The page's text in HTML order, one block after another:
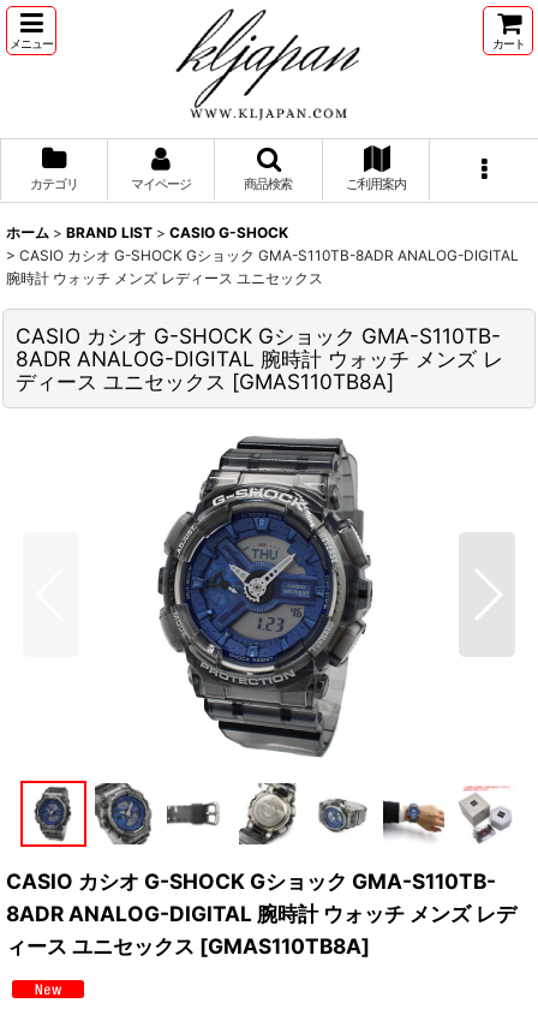
メニュー カート
カテゴリ マイページ 商品検索 ご利用案内
ホーム > BRAND LIST > CASIO G-SHOCK
> CASIO カシオ G-SHOCK Gショック GMA-S110TB-8ADR ANALOG-DIGITAL
腕時計 ウォッチ メンズ レディース ユニセックス
CASIO カシオ G-SHOCK Gショック GMA-S110TB-
8ADR ANALOG-DIGITAL 腕時計 ウォッチ メンズ レ
ディース ユニセックス [GMAS110TB8A]
CASIO カシオ G-SHOCK Gショック GMA-S110TB-
8ADR ANALOG-DIGITAL 腕時計 ウォッチ メンズ レデ
ィース ユニセックス [GMAS110TB8A]